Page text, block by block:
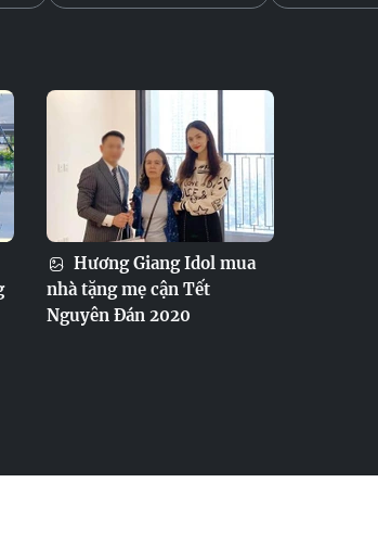
Hương Giang Idol mua
nhà tặng mẹ cận Tết
Nguyên Đán 2020